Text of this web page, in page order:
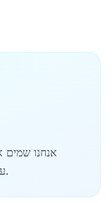
אנחנו שמים
עושים. ההצלחה שלהם היא ההצלחה שלנו.